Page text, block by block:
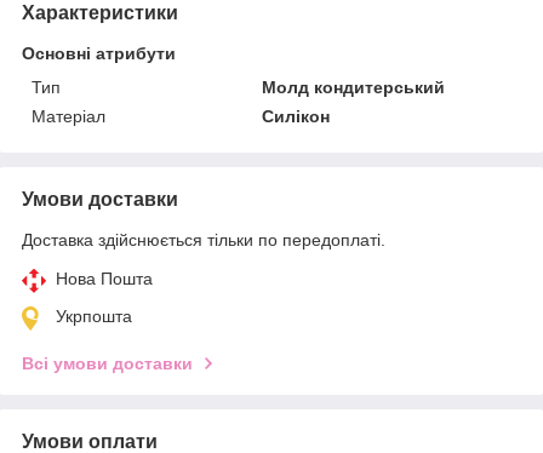
Характеристики
Основні атрибути
Тип
Молд кондитерський
Матеріал
Силікон
Умови доставки
Доставка здійснюється тільки по передоплаті.
Нова Пошта
Укрпошта
Всі умови доставки
Умови оплати